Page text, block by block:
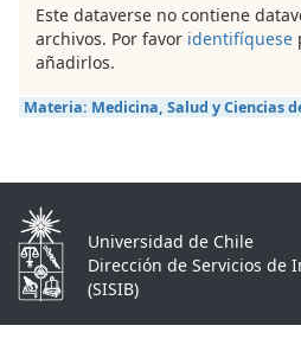
Este dataverse no contiene
archivos. Por favor identifíquese
añadirlos.
Materia: Medicina, Salud y Ciencias
Universidad de Chile
Dirección de Servicios de
(SISIB)